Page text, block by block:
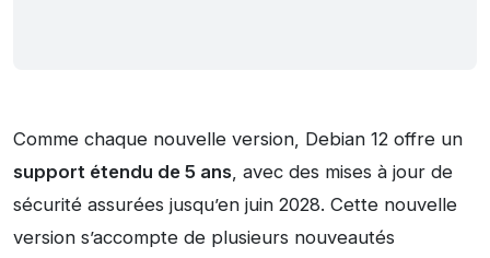
Comme chaque nouvelle version, Debian 12 offre un
support étendu de 5 ans, avec des mises à jour de
sécurité assurées jusqu’en juin 2028. Cette nouvelle
version s’accompte de plusieurs nouveautés